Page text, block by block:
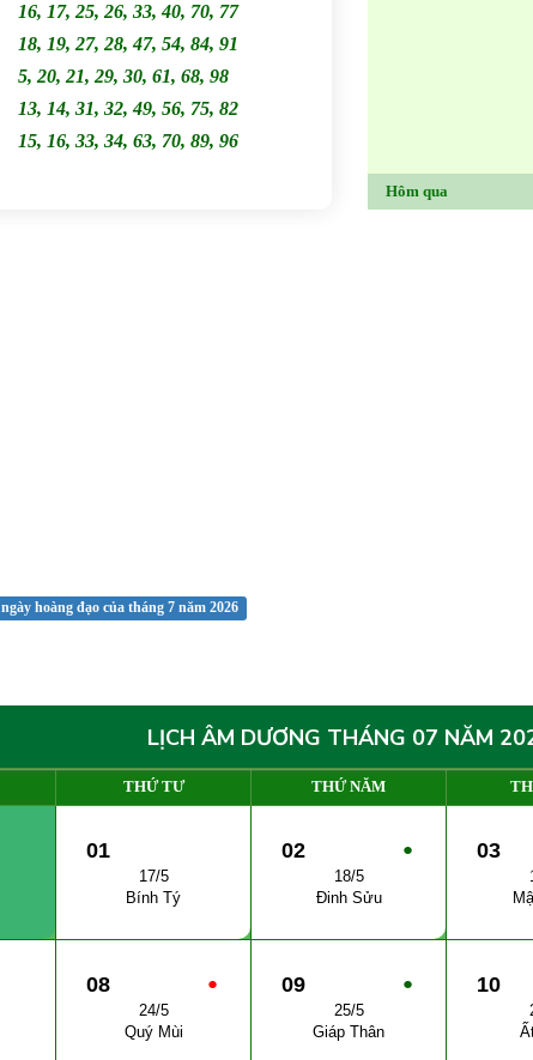
16, 17, 25, 26, 33, 40, 70, 77
18, 19, 27, 28, 47, 54, 84, 91
5, 20, 21, 29, 30, 61, 68, 98
13, 14, 31, 32, 49, 56, 75, 82
15, 16, 33, 34, 63, 70, 89, 96
Hôm qua
ngày hoàng đạo của tháng 7 năm 2026
LỊCH ÂM DƯƠNG THÁNG 07 NĂM
THỨ TƯ THỨ NĂM
01
17/5
Bính Tý
●
02
18/5
Đinh Sửu
03
●
08
24/5
Quý Mùi
●
09
25/5
Giáp Thân
10